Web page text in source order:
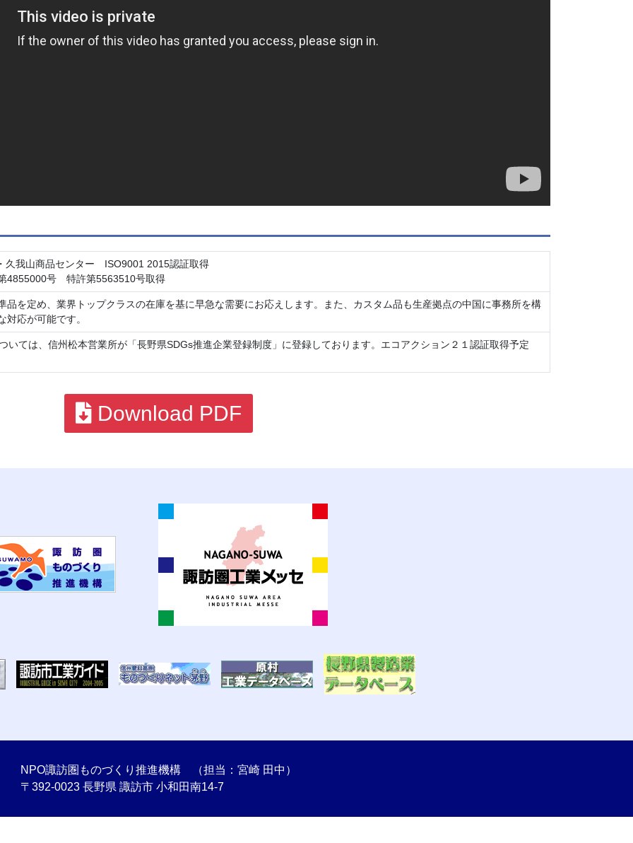
我山商品センター ISO9001 2015認証取得
4855000号 特許第5563510号取得
品を定め、業界トップクラスの在庫を基に早急な需要にお応えします。また、カスタム品も生産拠点の中国に事務所を構
応が可能です。
いては、信州松本営業所が「長野県SDGs推進企業登録制度」に登録しております。エコアクション２１認証取得予定
Download PDF
NPO諏訪圏ものづくり推進機構 （担当：宮崎 田中）
〒392-0023 長野県 諏訪市 小和田南14-7